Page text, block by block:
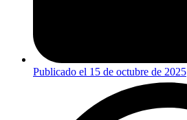
Publicado el 15 de octubre de 2025